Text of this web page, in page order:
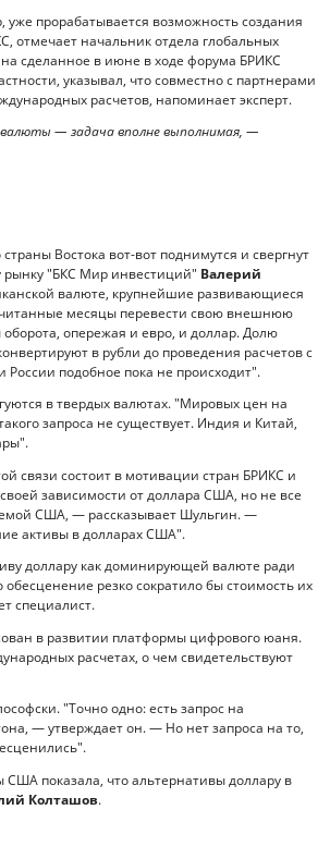
прорабатывается возможность создания
отмечает начальник отдела глобальных
сделанное в июне в ходе форума БРИКС
указывал, что совместно с партнерами
расчетов, напоминает эксперт.
— задача вполне выполнимая, —
Востока вот-вот поднимутся и свергнут
рынку "БКС Мир инвестиций" Валерий
валюте, крупнейшие развивающиеся
месяцы перевести свою внешнюю
опережая и евро, и доллар. Долю
в рубли до проведения расчетов с
подобное пока не происходит".
в твердых валютах. "Мировых цен на
запроса не существует. Индия и Китай,
связи состоит в мотивации стран БРИКС и
зависимости от доллара США, но не все
США, — рассказывает Шульгин. —
активы в долларах США".
доллару как доминирующей валюте ради
резко сократило бы стоимость их
специалист.
в развитии платформы цифрового юаня.
расчетах, о чем свидетельствуют
"Точно одно: есть запрос на
— утверждает он. — Но нет запроса на то,
показала, что альтернативы доллару в
Колташов.